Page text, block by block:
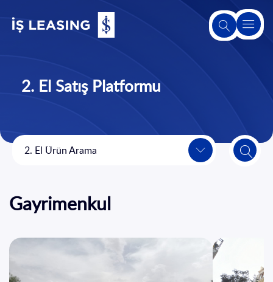
Sürdürülebilirlik
2. El Satış Platformu
2. El Ürün Arama
Gayrimenkul